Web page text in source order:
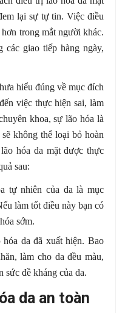
lại sự tự tin. Việc điều
trong mắt người khác.
giao tiếp hàng ngày,
hiểu đúng về mục đích
việc thực hiện sai, làm
khoa, sự lão hóa là
không thể loại bỏ hoàn
hóa da mặt được thực
sau:
tự nhiên của da là mục
làm tốt điều này bạn có
sớm.
da đã xuất hiện. Bao
làm cho da đều màu,
sức đề kháng của da.
da an toàn